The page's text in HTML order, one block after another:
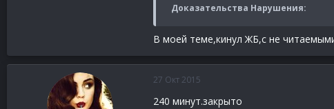
Доказательства Нарушения:
В моей теме,кинул ЖБ,с не
27 Окт 2015
240 минут.закрыто